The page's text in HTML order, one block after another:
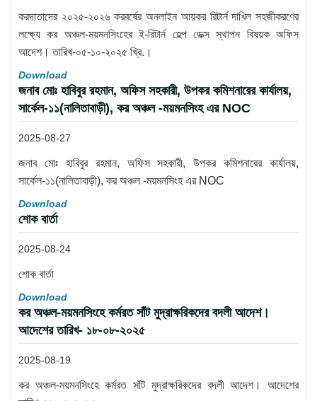
করদাতাদের ২০২৫-২০২৬ করবর্ষের অনলাইন আয়কর রিটার্ন দাখিল সহজীকরণের
লক্ষ্যে কর অঞ্চল-ময়মনসিংহের ই-রিটার্ন হেল্প ডেক্স স্থাপন বিষয়ক অফিস
আদেশ। তারিখ-০৫-১০-২০২৫ খ্রি.।
Download
জনাব মোঃ হাবিবুর রহমান, অফিস সহকারী, উপকর কমিশনারের কার্যালয়,
সার্কেল-১১(নালিতাবাড়ী), কর অঞ্চল -ময়মনসিংহ এর NOC
2025-08-27
জনাব মোঃ হাবিবুর রহমান, অফিস সহকারী, উপকর কমিশনারের কার্যালয়,
সার্কেল-১১(নালিতাবাড়ী), কর অঞ্চল -ময়মনসিংহ এর NOC
Download
শোক বার্তা
2025-08-24
শোক বার্তা
Download
কর অঞ্চল-ময়মনসিংহে কর্মরত সাঁট মুদ্রাক্ষরিকদের বদলী আদেশ।
আদেশের তারিখ- ১৮-০৮-২০২৫
2025-08-19
কর অঞ্চল-ময়মনসিংহে কর্মরত সাঁট মুদ্রাক্ষরিকদের বদলী আদেশ। আদেশের